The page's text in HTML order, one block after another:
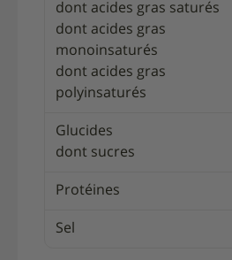
dont acides gras saturés
dont acides gras
monoinsaturés
dont acides gras
polyinsaturés
Glucides
dont sucres
Protéines
Sel